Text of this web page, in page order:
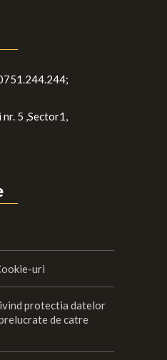
5 ,Sector1,
uri
protectia datelor
de catre